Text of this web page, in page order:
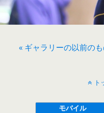
« ギャラリーの以前の
ト
モバイル